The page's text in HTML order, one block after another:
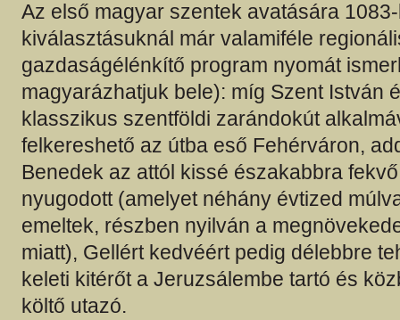
Az első magyar szentek avatására
kiválasztásuknál már valamiféle
gazdaságélénkítő program nyomát
magyarázhatjuk bele): míg Szent István
klasszikus szentföldi zarándokút
felkereshető az útba eső Fehérváron,
Benedek az attól kissé északabbra
nyugodott (amelyet néhány évtized
emeltek, részben nyilván a
miatt), Gellért kedvéért pedig délebbre
keleti kitérőt a Jeruzsálembe tartó és
költő utazó.